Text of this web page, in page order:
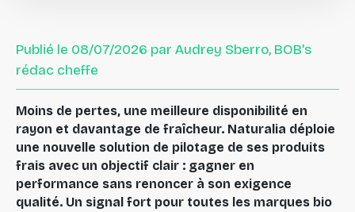
Publié le 08/07/2026 par Audrey Sberro, BOB's
rédac cheffe
Moins de pertes, une meilleure disponibilité en
rayon et davantage de fraîcheur. Naturalia déploie
une nouvelle solution de pilotage de ses produits
frais avec un objectif clair : gagner en
performance sans renoncer à son exigence
qualité. Un signal fort pour toutes les marques bio